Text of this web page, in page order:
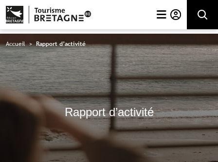
Rechercher
Accueil>Rapport d’activité
Rapport d’activité